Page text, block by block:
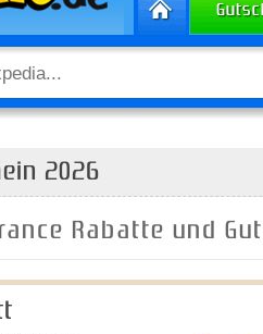
2026
Rabatte und